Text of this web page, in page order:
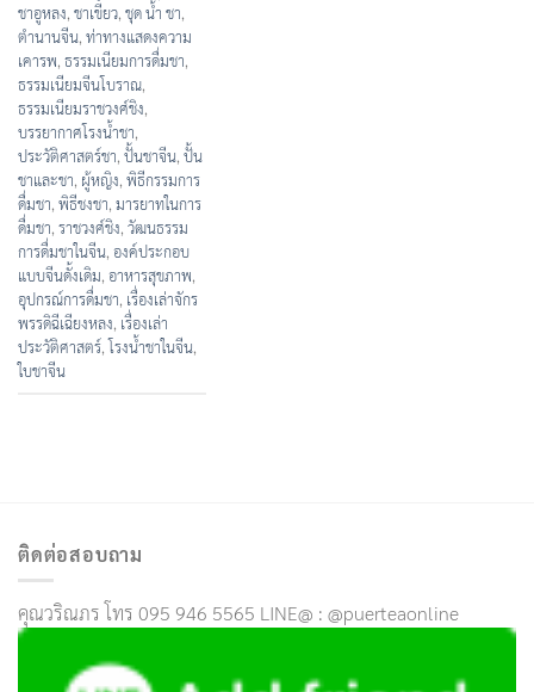
ชาอูหลง, ชาเขียว, ชุด น้ำ ชา,
ตำนานจีน, ท่าทางแสดงความ
เคารพ, ธรรมเนียมการดื่มชา,
ธรรมเนียมจีนโบราณ,
ธรรมเนียมราชวงศ์ชิง,
บรรยากาศโรงน้ำชา,
ประวัติศาสตร์ชา, ปั้นชาจีน, ปั้น
ชาและชา, ผู้หญิง, พิธีกรรมการ
ดื่มชา, พิธีชงชา, มารยาทในการ
ดื่มชา, ราชวงศ์ชิง, วัฒนธรรม
การดื่มชาในจีน, องค์ประกอบ
แบบจีนดั้งเดิม, อาหารสุขภาพ,
อุปกรณ์การดื่มชา, เรื่องเล่าจักร
พรรดิฉีเฉียงหลง, เรื่องเล่า
ประวัติศาสตร์,โรงน้ำชาในจีน,
ใบชาจีน
ติดต่อสอบถาม
คุณวริณภร โทร 095 946 5565 LINE@ : @puerteaonline